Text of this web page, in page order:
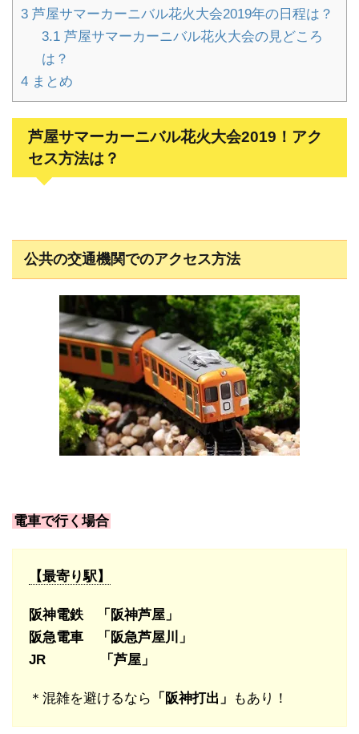
3 芦屋サマーカーニバル花火大会2019年の日程は？
3.1芦屋サマーカーニバル花火大会の見どころ
は？
4 まとめ
芦屋サマーカーニバル花火大会2019！アク
セス方法は？
公共の交通機関でのアクセス方法
電車で行く場合
【最寄り駅】
阪神電鉄 「阪神芦屋」
阪急電車 「阪急芦屋川」
JR 「芦屋」
＊混雑を避けるなら 「阪神打出」 もあり！